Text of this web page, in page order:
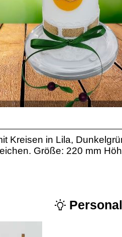
Kreisen in Lila,
Größe: 220 mm